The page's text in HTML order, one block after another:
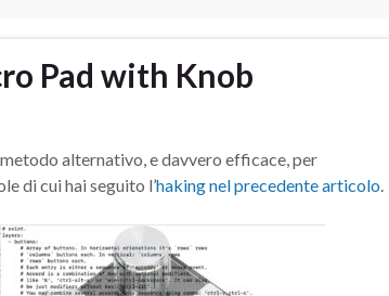
Pad with Knob
alternativo, e davvero efficace, per
di cui hai seguito l’haking nel precedente articolo.